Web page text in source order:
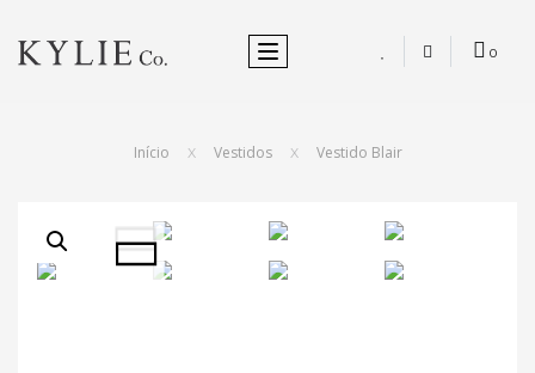
ALTERNAR NEVEGAÇÃO 0
Início X Vestidos X Vestido Blair